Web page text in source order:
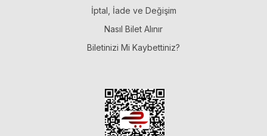
İptal, İade ve Değişim
Nasıl Bilet Alınır
Biletinizi Mi Kaybettiniz?